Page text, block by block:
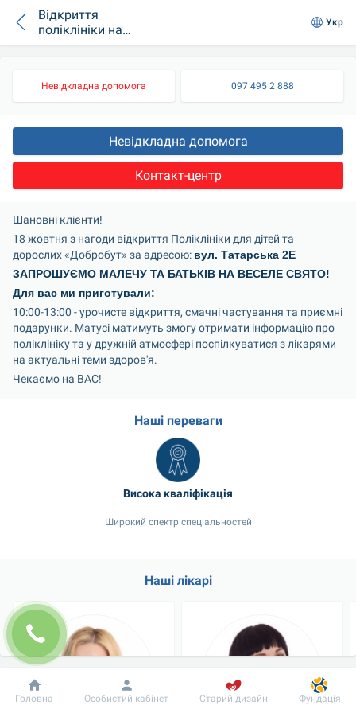
Відкриття
поліклініки на
Татарській, 2Е
Укр
Невідкладна допомога 097 495 2 888
Невідкладна допомога
Контакт-центр
Шановні клієнти!
18 жовтня з нагоди відкриття Поліклініки для дітей та
дорослих «Добробут» за адресою: вул. Татарська 2E
ЗАПРОШУЄМО МАЛЕЧУ ТА БАТЬКІВ НА ВЕСЕЛЕ СВЯТО!
Для вас ми приготували:
10:00-13:00 - урочисте відкриття, смачні частування та приємні
подарунки. Матусі матимуть змогу отримати інформацію про
поліклініку та у дружній атмосфері поспілкуватися з лікарями
на актуальні теми здоров'я.
Чекаємо на ВАС!
Наші переваги
Висока кваліфікація
Широкий спектр спеціальностей
Наші лікарі
Добробут Інформація Пацієнту
Головна Особистий кабінет Старий дизайн Фундація